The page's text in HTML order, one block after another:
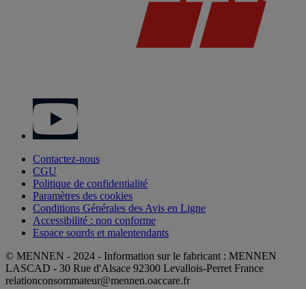
Contactez-nous
CGU
Politique de confidentialité
Paramètres des cookies
Conditions Générales des Avis en Ligne
Accessibilité : non conforme
Espace sourds et malentendants
© MENNEN - 2024 - Information sur le fabricant : MENNEN
LASCAD - 30 Rue d'Alsace 92300 Levallois-Perret France
relationconsommateur@mennen.oaccare.fr